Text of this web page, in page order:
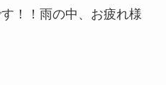
！！雨の中、お疲れ様